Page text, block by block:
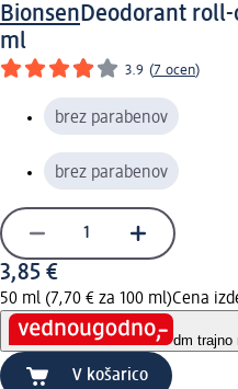
BionsenDeodorant
ml
3.9 (7 ocen)
brez parabenov
brez parabenov
3,85 €
50 ml (7,70 € za 100 ml)Cena
dm trajno
V košarico